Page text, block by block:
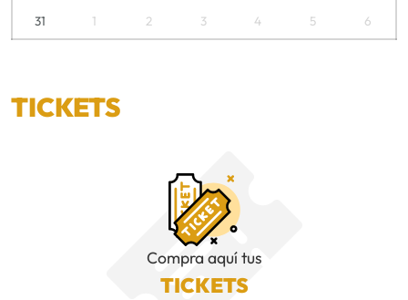
31 1 2 3 4 5 6
TICKETS
Compra aquí tus
TICKETS